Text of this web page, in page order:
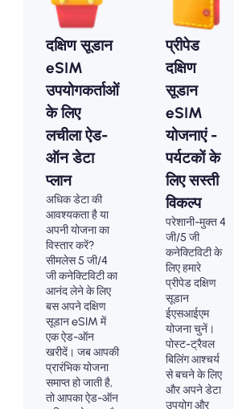
दक्षिण सूडान
eSIM
उपयोगकर्ताओं
के लिए
लचीला ऐड-
ऑन डेटा
प्लान
अधिक डेटा की
आवश्यकता है या
अपनी योजना का
विस्तार करें?
सीमलेस 5 जी/4
जी कनेक्टिविटी का
आनंद लेने के लिए
बस अपने दक्षिण
सूडान eSIM में
एक ऐड-ऑन
खरीदें। जब आपकी
प्रारंभिक योजना
समाप्त हो जाती है,
तो आपका ऐड-ऑन
प्रीपेड
दक्षिण
सूडान
eSIM
योजनाएं -
पर्यटकों के
लिए सस्ती
विकल्प
परेशानी-मुक्त 4
जी/5 जी
कनेक्टिविटी के
लिए हमारे
प्रीपेड दक्षिण
सूडान
ईएसआईएम
योजना चुनें।
पोस्ट-ट्रैवल
बिलिंग आश्चर्य
से बचने के लिए
और अपने डेटा
उपयोग और